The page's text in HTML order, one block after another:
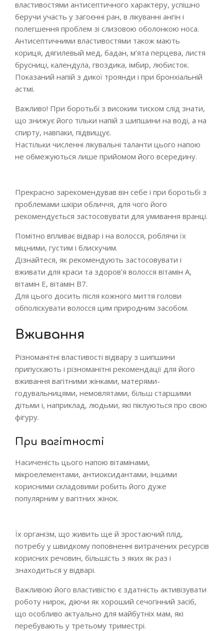
властивостями антисептичного характеру, успішно
беручи участь у загоєнні ран, в лікуванні ангін і
полегшення проблем зі слизовою оболонкою носа.
Антисептичними властивостями також мають
кориця, дягилевый мед, бадан, м’ята перцева, листя
брусниці, календула, гвоздика, імбир, любисток.
Показаний напій з дикої троянди і при бронхіальній
астмі.
Важливо! При боротьбі з високим тиском слід знати,
що знижує його тільки напій з шипшини на воді, а на
спирту, навпаки, підвищує.
Настільки численні лікувальні таланти цього напою
не обмежуються лише прийомом його всередину.
Прекрасно зарекомендував він себе і при боротьбі з
проблемами шкіри обличчя, для чого його
рекомендується застосовувати для умивання вранці.
Помітно впливає відвар і на волосся, роблячи їх
міцними, густим і блискучим.
Дізнайтеся, як рекомендують застосовувати і
вживати для краси та здоров’я волосся вітамін А,
вітамін Е, вітамін В7.
Для цього досить після кожного миття голови
обполіскувати волосся цим природним засобом.
Вживання
Різноманітні властивості відвару з шипшини
припускають і різноманітні рекомендації для його
вживання вагітними жінками, матерями-
годувальницями, немовлятами, більш старшими
дітьми і, наприклад, людьми, які піклуються про свою
фігуру.
При вагітності
Насиченість цього напою вітамінами,
мікроелементами, антиоксидантами, іншими
корисними складовими робить його дуже
популярним у вагітних жінок.
Їх організм, що живить ще й зростаючий плід,
потребу у швидкому поповненні витрачених ресурсів
корисних речовин, більшість з яких як раз і
знаходиться у відварі.
Важливою його властивістю є здатність активізувати
роботу нирок, діючи як хороший сечогінний засіб,
що особливо актуально для майбутніх мам, які
перебувають у третьому триместрі.